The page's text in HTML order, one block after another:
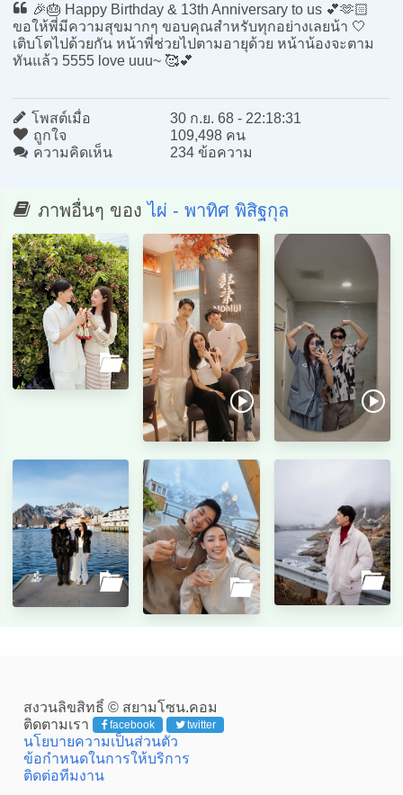
🎉🎂 Happy Birthday & 13th Anniversary to us 💕🫶🏻
ขอให้พี่มีความสุขมากๆ ขอบคุณสำหรับทุกอย่างเลยน้า 🤍
เติบโตไปด้วยกัน หน้าพี่ช่วยไปตามอายุด้วย หน้าน้องจะตาม
ทันแล้ว 5555 love uuu~ 🥰💕
โพสต์เมื่อ
30 ก.ย. 68 - 22:18:31
ถูกใจ
109,498 คน
ความคิดเห็น
234 ข้อความ
ภาพอื่นๆ ของไผ่ - พาทิศ พิสิฐกุล
สงวนลิขสิทธิ์ © สยามโซน.คอม
ติดตามเรา
facebook twitter
นโยบายความเป็นส่วนตัว
ข้อกำหนดในการให้บริการ
ติดต่อทีมงาน